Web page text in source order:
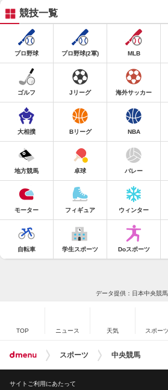
競技一覧
プロ野球 プロ野球(2軍) MLB
ゴルフ Jリーグ 海外サッカー
大相撲 Bリーグ NBA
地方競馬 卓球 バレー
モーター フィギュア ウィンター
自転車 学生スポーツ Doスポーツ
データ提供：日本中央競
TOP ニュース 天気 スポーツ
スポーツ 中央競馬
サイトご利用にあたって